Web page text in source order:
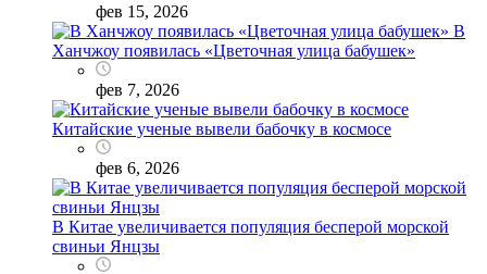
фев 15, 2026
В
Ханчжоу появилась «Цветочная улица бабушек»
фев 7, 2026
Китайские ученые вывели бабочку в космосе
фев 6, 2026
В Китае увеличивается популяция бесперой морской
свиньи Янцзы